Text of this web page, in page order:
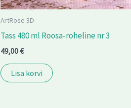
ArtRose 3D
Tass 480 ml Roosa-roheline nr 3
49,00€
Lisa korvi